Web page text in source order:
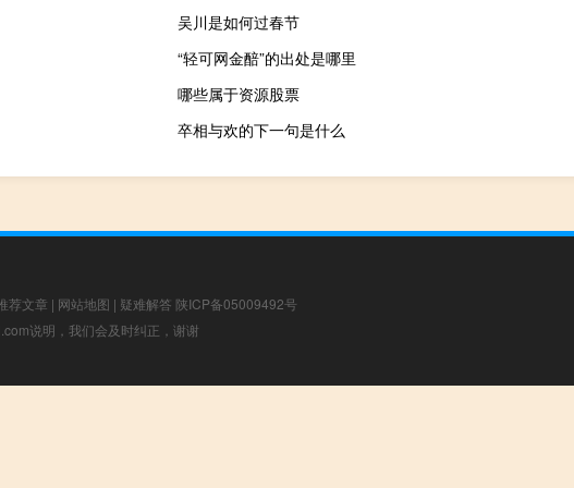
吴川是如何过春节
“轻可网金醅”的出处是哪里
哪些属于资源股票
卒相与欢的下一句是什么
荐文章 | 网站地图 | 疑难解答 陕ICP备05009492号
说明，我们会及时纠正，谢谢